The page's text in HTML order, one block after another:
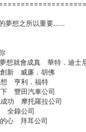
夢想之所以重要……
想就會成真 華特．迪士
新 威廉．胡佛
亨利．福特
豐田汽車公司
功 摩托羅拉公司
全錄公司
心 拜耳公司